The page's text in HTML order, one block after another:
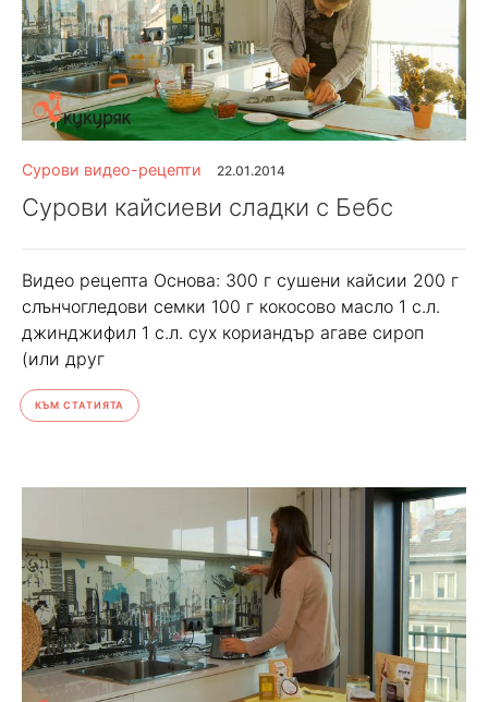
Сурови видео-рецепти 22.01.2014
Сурови кайсиеви сладки с Бебс
Видео рецепта Основа: 300 г сушени кайсии 200 г
слънчогледови семки 100 г кокосово масло 1 с.л.
джинджифил 1 с.л. сух кориандър агаве сироп
(или друг
КЪМ СТАТИЯТА